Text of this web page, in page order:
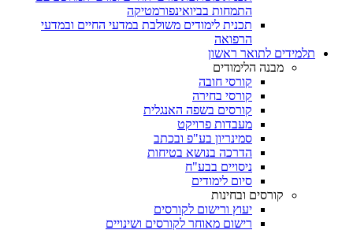
התמחות בביואינפורמטיקה
תכנית לימודים משולבת במדעי החיים ובמדעי
הרפואה
תלמידים לתואר ראשון
מבנה הלימודים
קורסי חובה
קורסי בחירה
קורסים בשפה האנגלית
מעבדות פרויקט
סמינריון בע"פ ובכתב
הדרכה בנושא בטיחות
ניסויים בבע"ח
סיום לימודים
קורסים ובחינות
יעוץ ורישום לקורסים
רישום מאוחר לקורסים ושינויים